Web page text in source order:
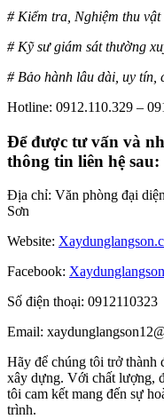
# Kiểm tra, Nghiệm thu
# Kỹ sư giám sát thường
# Bảo hành lâu dài, uy tín,
Hotline: 0912.110.329 –
Để được tư vấn và
thông tin liên hệ sau:
Địa chỉ: Văn phòng đại
Sơn
Website:
Facebook: Xaydunglangson
Số điện thoại: 0912110323
Email:
Hãy để chúng tôi trở thành
xây dựng. Với chất lượng,
tôi cam kết mang đến sự
trình.